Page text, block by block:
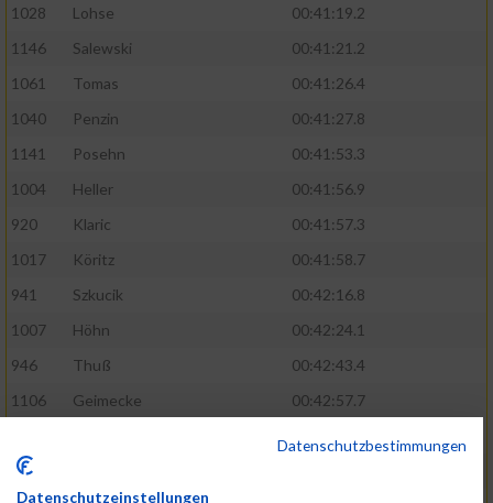
1028
Lohse
00:41:19.2
1146
Salewski
00:41:21.2
1061
Tomas
00:41:26.4
1040
Penzin
00:41:27.8
1141
Posehn
00:41:53.3
1004
Heller
00:41:56.9
920
Klaric
00:41:57.3
1017
Köritz
00:41:58.7
941
Szkucik
00:42:16.8
1007
Höhn
00:42:24.1
946
Thuß
00:42:43.4
1106
Geimecke
00:42:57.7
1060
Datenschutzbestimmungen
Datenschutzeinstellungen